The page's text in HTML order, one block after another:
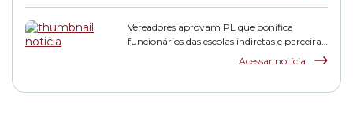
Vereadores aprovam PL que bonifica
funcionários das escolas indiretas e parceiras
Acessar notícia